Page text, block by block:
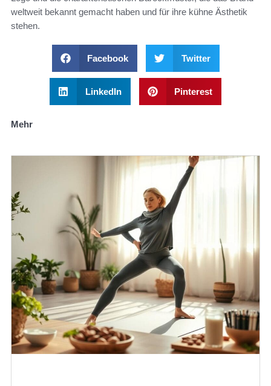
weltweit bekannt gemacht haben und für ihre kühne Ästhetik
stehen.
Facebook Twitter
LinkedIn Pinterest
Mehr